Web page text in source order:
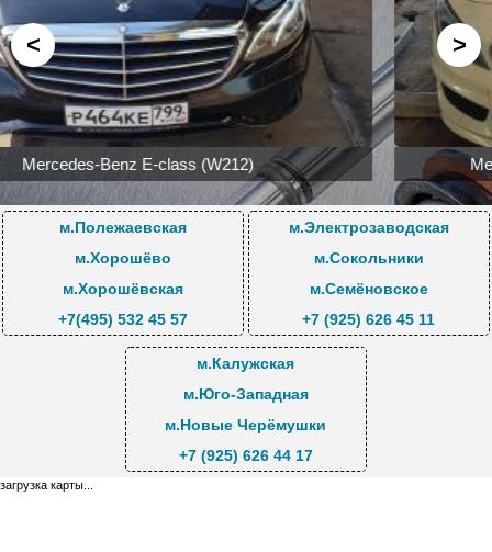
<
Mercedes-Benz CLA 250 2.0 4-Matik 2015гв
>
м.Полежаевская
м.Хорошёво
м.Хорошёвская
+7(495) 532 45 57
м.Электрозаводская
м.Сокольники
м.Семёновское
+7 (925) 626 45 11
м.Калужская
м.Юго-Западная
м.Новые Черёмушки
+7 (925) 626 44 17
загрузка карты...